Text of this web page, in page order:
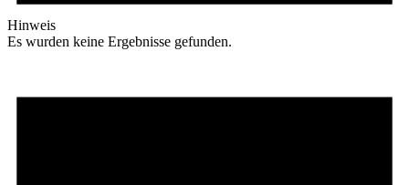
Hinweis
Es wurden keine Ergebnisse gefunden.